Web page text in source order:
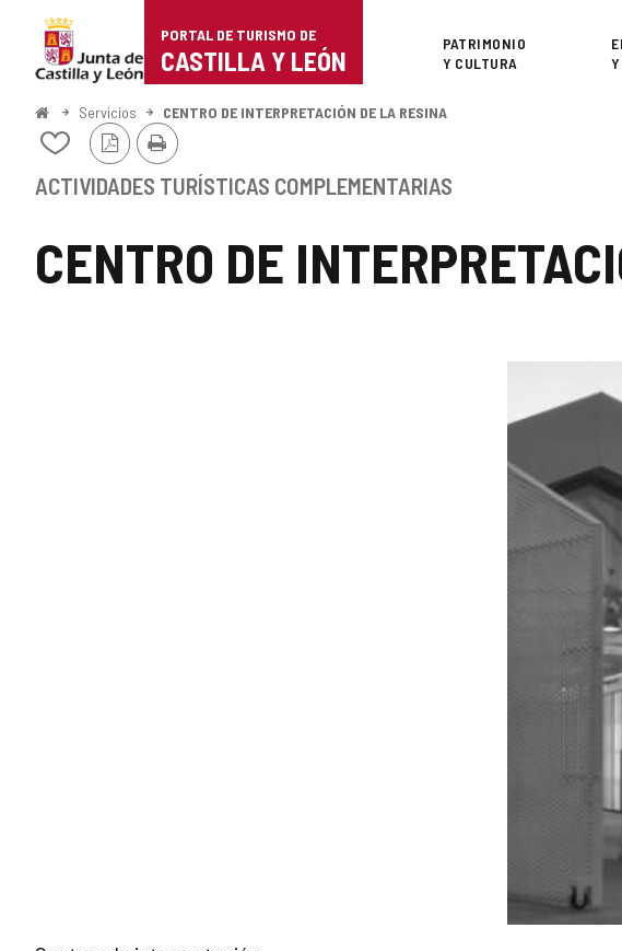
Portal
de
Turismo
Castilla
León
PORTAL DE TURISMO DE
CASTILLA Y LEÓN
Superior
PATRIMONIO
Y CULTURA
InicioServicios CENTRO DE INTERPRETACIÓN DE LA RESINA
CENTRO DE
Añadir/quitar
mis
Versión
PDF
Imprimir
ACTIVIDADES TURÍSTICAS COMPLEMENTARIAS